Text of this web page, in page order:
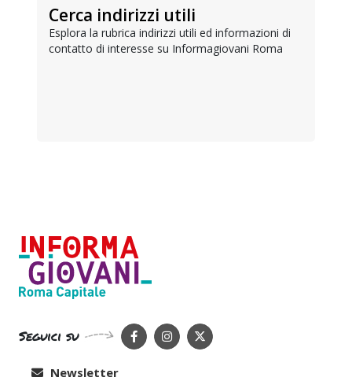
Cerca indirizzi utili
Esplora la rubrica indirizzi utili ed informazioni di
contatto di interesse su Informagiovani Roma
Seguici su
Newsletter